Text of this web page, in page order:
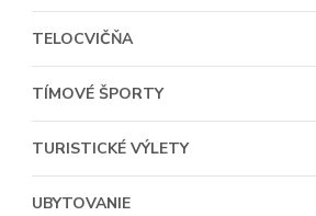
TELOCVIČŇA
TÍMOVÉ ŠPORTY
TURISTICKÉ VÝLETY
UBYTOVANIE